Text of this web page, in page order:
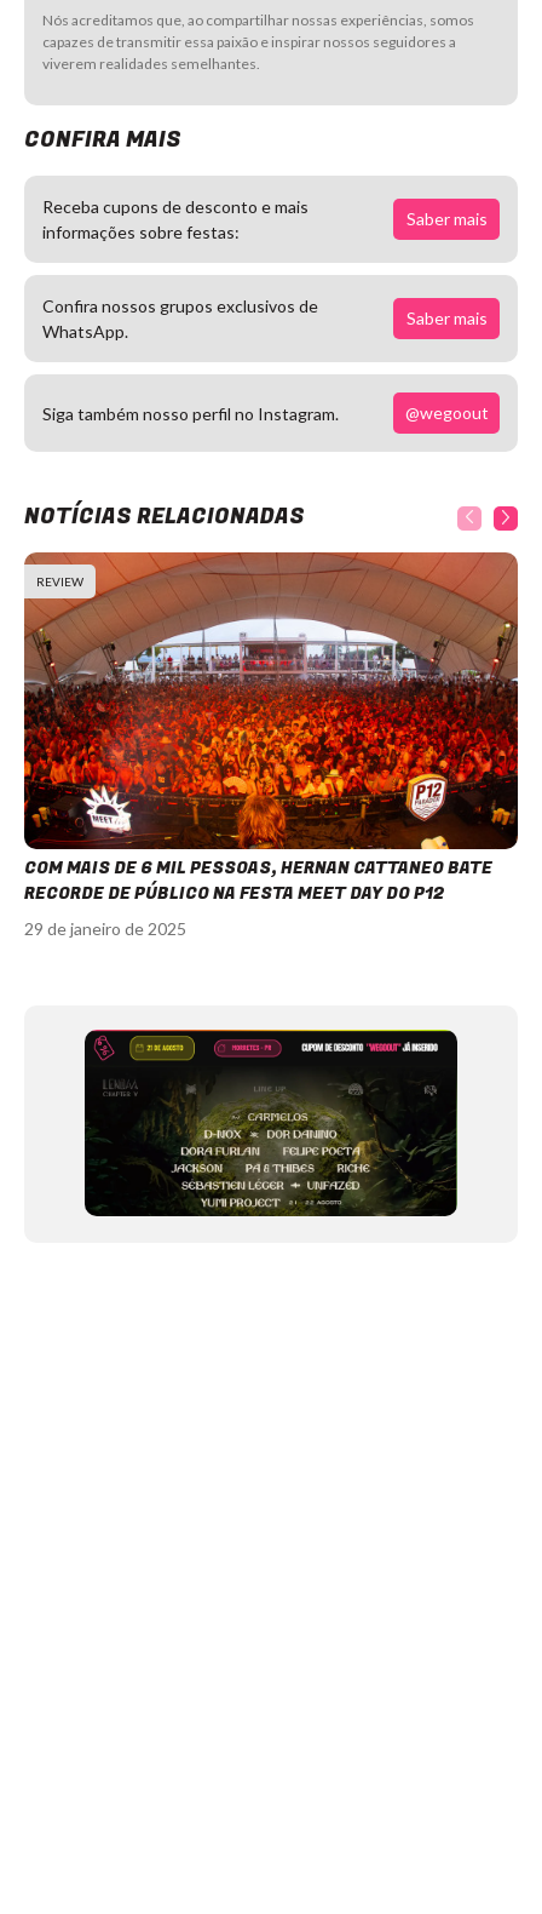
Nós acreditamos que, ao compartilhar nossas experiências, somos
capazes de transmitir essa paixão e inspirar nossos seguidores a
viverem realidades semelhantes.
CONFIRA MAIS
Receba cupons de desconto e mais
informações sobre festas:
Saber mais
Confira nossos grupos exclusivos de
WhatsApp.
Saber mais
Siga também nosso perfil no Instagram. @wegoout
NOTÍCIAS RELACIONADAS
REVIEW
COM MAIS DE 6 MIL PESSOAS, HERNAN CATTANEO BATE
RECORDE DE PÚBLICO NA FESTA MEET DAY DO P12
29 de janeiro de 2025